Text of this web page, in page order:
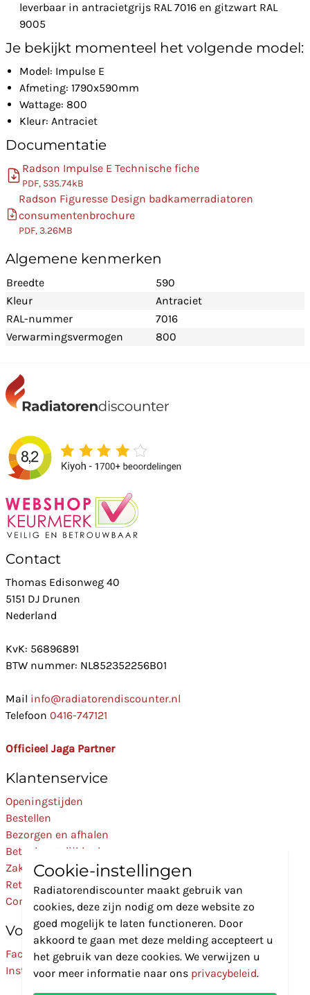
leverbaar in antracietgrijs RAL 7016 en gitzwart RAL
9005
Je bekijkt momenteel het volgende model:
Model: Impulse E
Afmeting: 1790x590mm
Wattage: 800
Kleur: Antraciet
Documentatie
Radson Impulse E Technische fiche
PDF, 535.74kB
Radson Figuresse Design badkamerradiatoren
consumentenbrochure
PDF, 3.26MB
Algemene kenmerken
Breedte
590
Kleur
Antraciet
RAL-nummer
7016
Verwarmingsvermogen
800
Contact
Thomas Edisonweg 40
5151 DJ Drunen
Nederland
KvK: 56896891
BTW nummer: NL852352256B01
Mail info@radiatorendiscounter.nl
Telefoon 0416-747121
Officieel Jaga Partner
Klantenservice
Openingstijden
Bestellen
Bezorgen en afhalen
Betaalmogelijkheden
Zakelijk
Retourneren
Contact
Volg Ons
Facebook
Instagram
Cookie-instellingen
Radiatorendiscounter maakt gebruik van
cookies, deze zijn nodig om deze website zo
goed mogelijk te laten functioneren. Door
akkoord te gaan met deze melding accepteert u
het gebruik van deze cookies. We verwijzen u
voor meer informatie naar ons privacybeleid.